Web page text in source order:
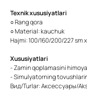
Texnik xususiyatlari
○ Rang qora
○ Material: kauchuk
Hajmi: 100/160/200/227 sm
Xususiyatlari
- Zamin qoplamasini
- Simulyatorning
Вид/Turlar: Аксессуары/